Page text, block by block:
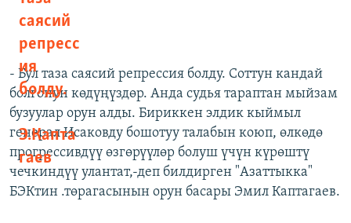
саясий
репресс
ия
болду.
Э.Капта
гаев
- Бул таза саясий репрессия болду. Соттун кандай
болгонун көдүңүздөр. Анда судья тараптан мыйзам
бузуулар орун алды. Бириккен элдик кыймыл
генерал Исаковду бошотуу талабын коюп, өлкөдө
прогрессивдүү өзгөрүүлөр болуш үчүн күрөштү
чечкиндүү улантат,-деп билдирген "Азаттыкка"
БЭКтин .төрагасынын орун басары Эмил Каптагаев.